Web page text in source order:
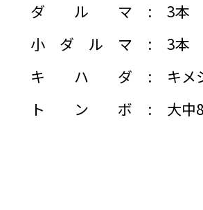
ダルマ :
3本
小ダルマ
:
3本
キハダ
:
キメ
トンボ
: 大中